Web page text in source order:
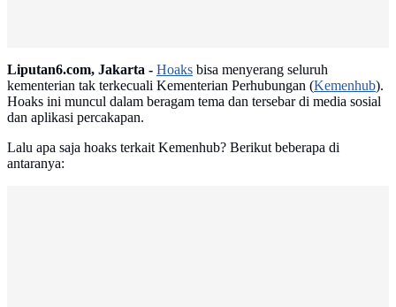
Liputan6.com, Jakarta - Hoaks bisa menyerang seluruh
kementerian tak terkecuali Kementerian Perhubungan (Kemenhub).
Hoaks ini muncul dalam beragam tema dan tersebar di media sosial
dan aplikasi percakapan.
Lalu apa saja hoaks terkait Kemenhub? Berikut beberapa di
antaranya: